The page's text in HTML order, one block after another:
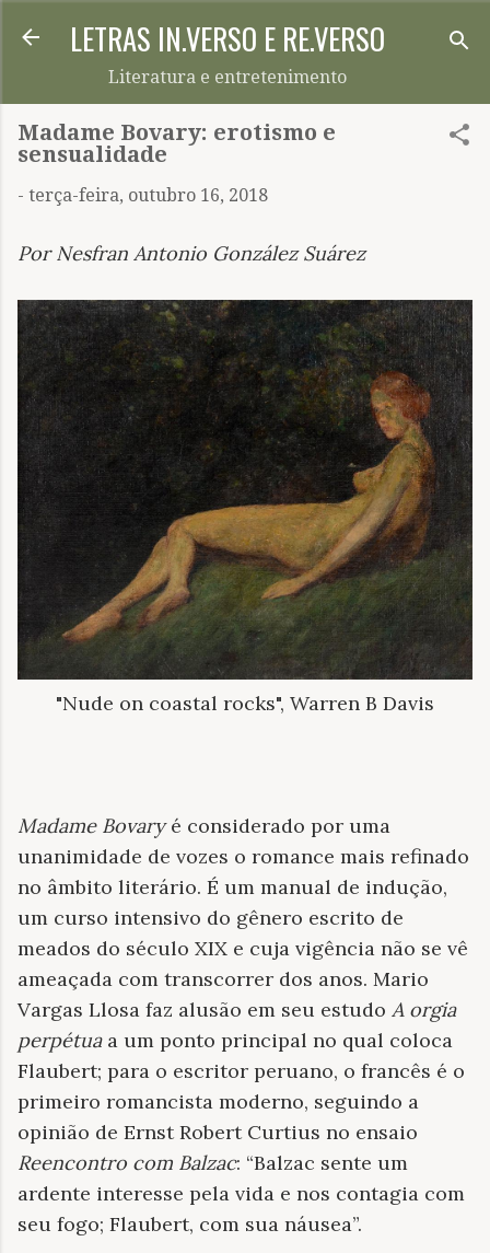
Pular para o conteúdo principal
LETRAS IN.VERSO E RE.VERSO
Literatura e entretenimento
Madame Bovary: erotismo e
sensualidade
- terça-feira, outubro 16, 2018
Por Nesfran Antonio González Suárez
"Nude on coastal rocks", Warren B Davis
Madame Bovaryé considerado por uma
unanimidade de vozes o romance mais refinado
no âmbito literário. É um manual de indução,
um curso intensivo do gênero escrito de
meados do século XIX e cuja vigência não se vê
ameaçada com transcorrer dos anos. Mario
Vargas Llosa faz alusão em seu estudo A orgia
perpétuaa um ponto principal no qual coloca
Flaubert; para o escritor peruano, o francês é o
primeiro romancista moderno, seguindo a
opinião de Ernst Robert Curtius no ensaio
Reencontro com Balzac: “Balzac sente um
ardente interesse pela vida e nos contagia com
seu fogo; Flaubert, com sua náusea”.